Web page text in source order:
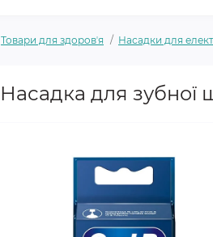
Товари для здоровʼя Насадки для
Насадка для зубної